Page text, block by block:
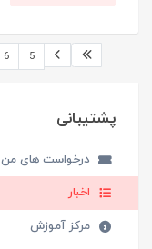
5
6
پشتیبانی
درخواست های من
اخبار
مرکز آموزش